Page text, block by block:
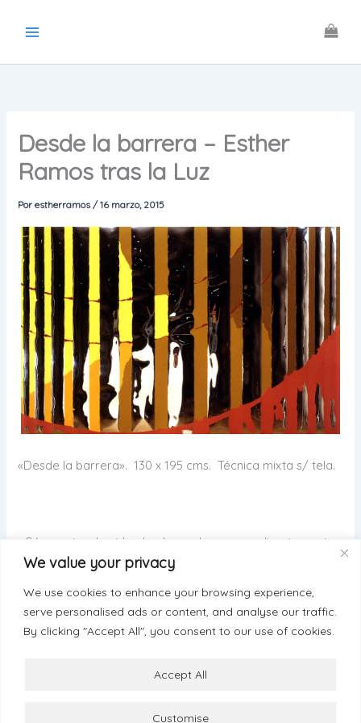
We value your privacy
We use cookies to enhance your browsing experience,
serve personalised ads or content, and analyse our traffic.
By clicking "Accept All", you consent to our use of cookies.
Customise
Accept All
Desde la barrera – Esther
Ramos tras la Luz
Porestherramos/16 marzo, 2015
«Desde la barrera». 130 x 195 cms. Técnica mixta s/ tela.
¿Cómo miras la vida: desde una barrera, o directamente
a los ojos…? Esa es una de las grandes cuestiones…